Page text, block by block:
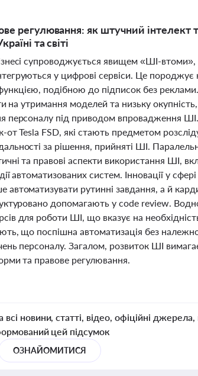
регулювання: як штучний інтелект
та світі
супроводжується явищем «ШІ-втоми»,
у цифрові сервіси. Це
подібною до підписок без
на утримання моделей та низьку
персоналу під приводом впровадження
Tesla FSD, які стають предметом
за рішення, прийняті ШІ.
та правові аспекти використання ШІ,
автоматизованих систем. Інновації у
рутинні завдання, а й
допомагають у code review.
для роботи ШІ, що вказує на
що поспішна автоматизація без
персоналу. Загалом, розвиток ШІ
та правове регулювання.
новини, статті, відео, офіційні джерела,
цей підсумок
ОЗНАЙОМИТИСЯ